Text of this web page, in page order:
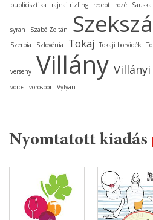
publicisztika
rajnai rizling recept rozé Sauska
syrah Szabó Zoltán
Szerbia Szlovénia Tokaj Tokaji borvidék
verseny Villány
vörös vörösbor Vylyan
Nyomtatott kiadás